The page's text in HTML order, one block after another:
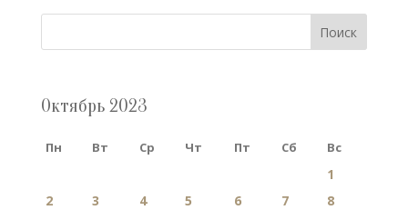
Поиск
Октябрь 2023
Пн Вт Ср Чт Пт Сб Вс
1
2
3 4 5 6 7
8